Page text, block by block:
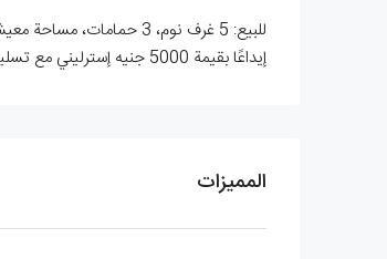
إيداعًا بقيمة 5000 جنيه إسترليني مع تسليم المفتاح في يونيو 2023، وهو ليس جاهزًا للانتقال الفوري. معرف العقار: KEP1236، بسعر 449.950 جنيهًا إسترلينيًا.
المميزات